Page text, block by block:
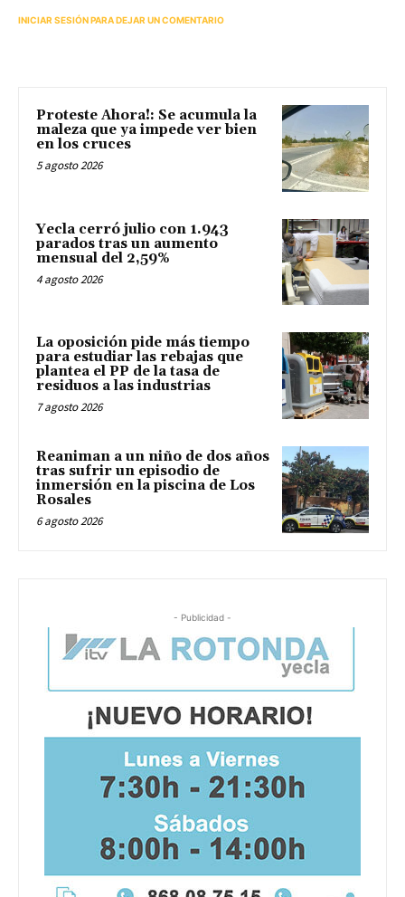
INICIAR SESIÓN PARA DEJAR UN COMENTARIO
Proteste Ahora!: Se acumula la
maleza que ya impede ver bien
en los cruces
5 agosto 2026
Yecla cerró julio con 1.943
parados tras un aumento
mensual del 2,59%
4 agosto 2026
La oposición pide más tiempo
para estudiar las rebajas que
plantea el PP de la tasa de
residuos a las industrias
7 agosto 2026
Reaniman a un niño de dos años
tras sufrir un episodio de
inmersión en la piscina de Los
Rosales
6 agosto 2026
- Publicidad -